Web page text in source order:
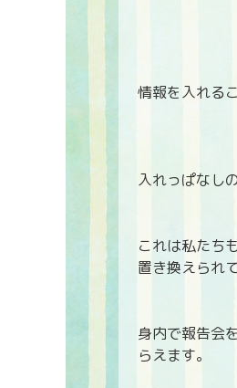
情報を入れる
入れっぱなし
これは私たち
置き換えられ
身内で報告会
らえます。